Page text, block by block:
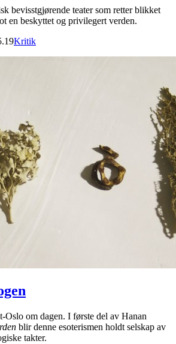
bevisstgjørende teater som retter blikket
en beskyttet og privilegert verden.
Kritik
om dagen. I første del av Hanan
blir denne esoterismen holdt selskap av
takter.